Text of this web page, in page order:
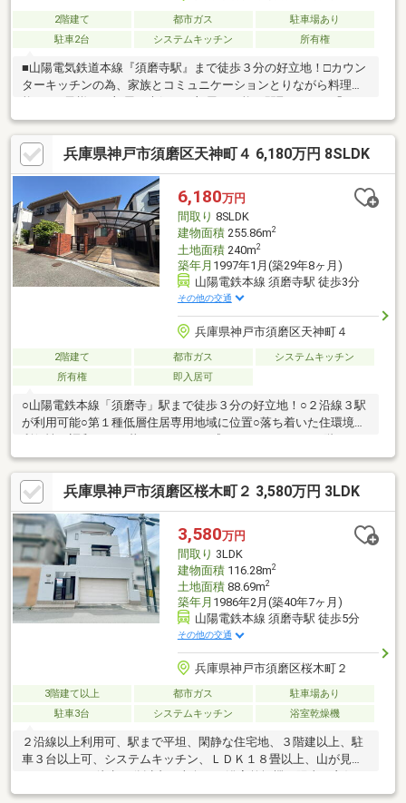
2階建て 都市ガス
駐車場あり
駐車2台
システムキッチン 所有権
■山陽電気鉄道本線『須磨寺駅』まで徒歩３分の好立地！□カウン
ターキッチンの為、家族とコミュニケーションとりながら料理可
ビスルーム」は納戸です。※駐車台数は車種による。福屋不動産
販売では、次のようなニーズにもお応えしています。◆ お家さが
しの段取りを知りたい◆ご検討からご契約までの一連の流れをご
説明します。初めての住まい購入のご参考にしてください♪◆ 予
算を知りたい◆収入や家賃から予算やローン金額のシミュレーシ
ョンをします。物件購入の際に不安となる諸費用や税金のことに
お答えします。
兵庫県神戸市須磨区天神町４ 6,180万円 8SLDK
6,180万円
間取り 8SLDK
建物面積255.86m2
土地面積240m2
築年月 1997年1月(築29年8ヶ月)
山陽電鉄本線 須磨寺駅 徒歩3分
その他の交通
兵庫県神戸市須磨区天神町４
2階建て 都市ガス
システムキッチン
所有権
即入居可
○山陽電鉄本線「須磨寺」駅まで徒歩３分の好立地！○２沿線３駅
が利用可能○第１種低層住居専用地域に位置○落ち着いた住環境と
階それぞれにＬＤＫや浴室、洗面所、トイレが備えられた独立性
の高い間取り○ＬＤＫは南向きの明るく開放的な空間○居室は、子
供部屋・書斎・ゲストルームなどライフスタイルに合わせて多彩
に活用可能○納戸３箇所あり。整った暮らしが叶う住まい○周辺環
境・コープ須磨まで６２０ｍ（徒歩８分）・神戸市立西須磨小学
校まで３５０ｍ（徒歩５分）・医療法人一高会野村海浜病院まで
５９０ｍ（徒歩４分）
兵庫県神戸市須磨区桜木町２ 3,580万円 3LDK
3,580万円
間取り 3LDK
建物面積116.28m2
土地面積88.69m2
築年月 1986年2月(築40年7ヶ月)
山陽電鉄本線 須磨寺駅 徒歩5分
その他の交通
兵庫県神戸市須磨区桜木町２
3階建て以上 都市ガス
駐車場あり
駐車3台
システムキッチン 浴室乾燥機
２沿線以上利用可、駅まで平坦、閑静な住宅地、３階建以上、駐
車３台以上可、システムキッチン、ＬＤＫ１８畳以上、山が見え
全居室収納、整形地、シャワー付洗面化粧台、対面式キッチン、